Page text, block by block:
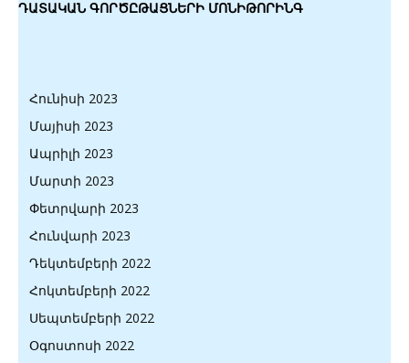
ԴԱՏԱԿԱՆ ԳՈՐԾԸԹԱՑՆԵՐԻ ՄՈՆԻԹՈՐԻՆԳ
Հունիսի 2023
Մայիսի 2023
Ապրիլի 2023
Մարտի 2023
Փետրվարի 2023
Հունվարի 2023
Դեկտեմբերի 2022
Հոկտեմբերի 2022
Սեպտեմբերի 2022
Օգոստոսի 2022